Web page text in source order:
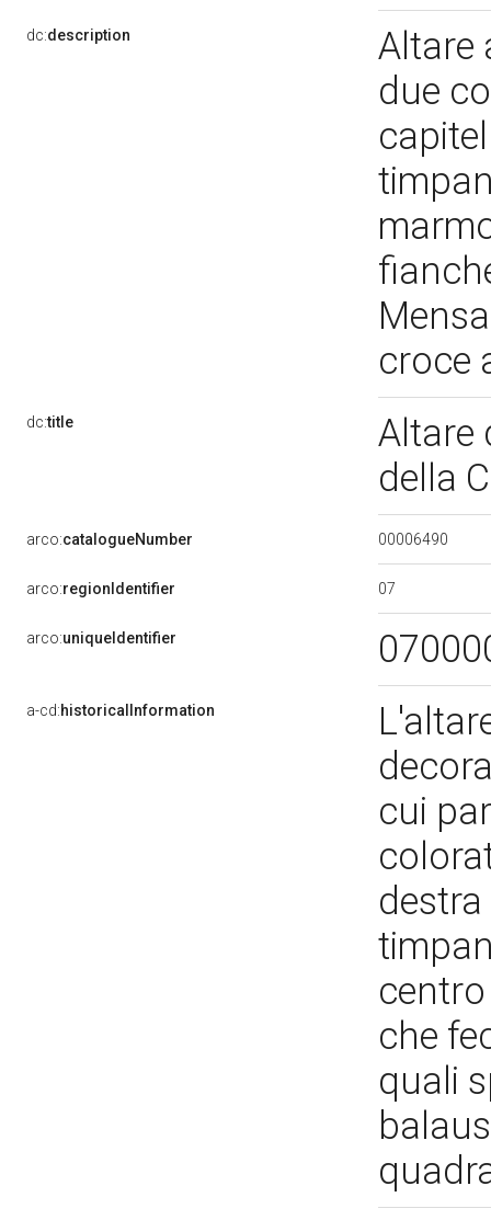
dc:description
Altare
due
croce
dc:title
Altare
della
arco:catalogueNumber 00006490
arco:regionIdentifier 07
arco:uniqueIdentifier
a-cd:historicalInformation
cui
che
quali